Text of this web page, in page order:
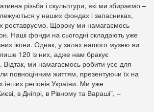
різьба і скульптури, які ми збираємо –
у наших фондах і запасниках,
реставруємо. Щороку ми намагаємось
Наші фонди на сьогодні складають уже
ікони. Однак, у залах нашого музею ви
120 із них, адже нам бракує
Відтак, ми намагаємось робити усе для
повноцінним життям, презентуючи їх на
інших регіонів України. Ми уже
в Дніпрі, в Рівному та Вараші”, –